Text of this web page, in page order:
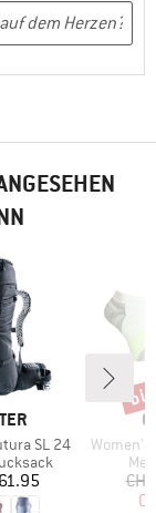
SL 24
Artikel
Women's